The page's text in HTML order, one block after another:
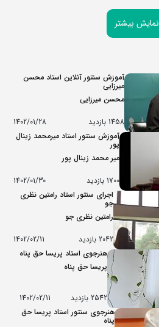
نمایش بیشتر
آموزش سنتور آنلاین استاد محسن
میرزایی
محسن میرزایی
1458 بازدید
1402/01/28
آموزش سنتور استاد میرمحمد زینال
پور
میر محمد زینال پور
1700 بازدید
1402/01/30
اجرای سنتور استاد رامتین نظری
جو
رامتین نظری جو
2042 بازدید
1402/02/11
هنرجوی استاد پریسا حق پناه
پریسا حق پناه
2542 بازدید
1402/02/11
هنرجوی سنتور استاد پریسا حق
پناه